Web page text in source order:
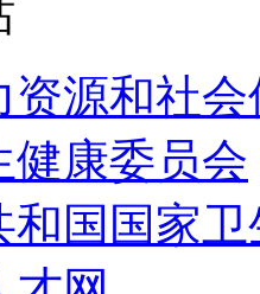
资源和社
健康委员会
和国国家